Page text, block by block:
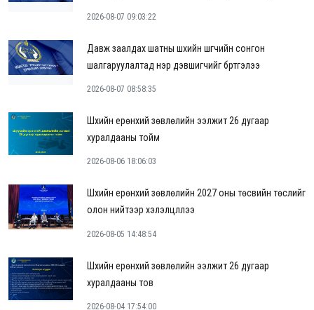
2026-08-07 09:03:22
Давж заалдах шатны шүүхийн шүүгчийн сонгон
шалгаруулалтад нэр дэвшигчийг бүртгэлээ
2026-08-07 08:58:35
Шүүхийн ерөнхий зөвлөлийн ээлжит 26 дугаар
хуралдааны тойм
2026-08-06 18:06:03
Шүүхийн ерөнхий зөвлөлийн 2027 оны төсвийн төслийг
олон нийтээр хэлэлцүүллээ
2026-08-05 14:48:54
Шүүхийн ерөнхий зөвлөлийн ээлжит 26 дугаар
хуралдааны тов
2026-08-04 17:54:00